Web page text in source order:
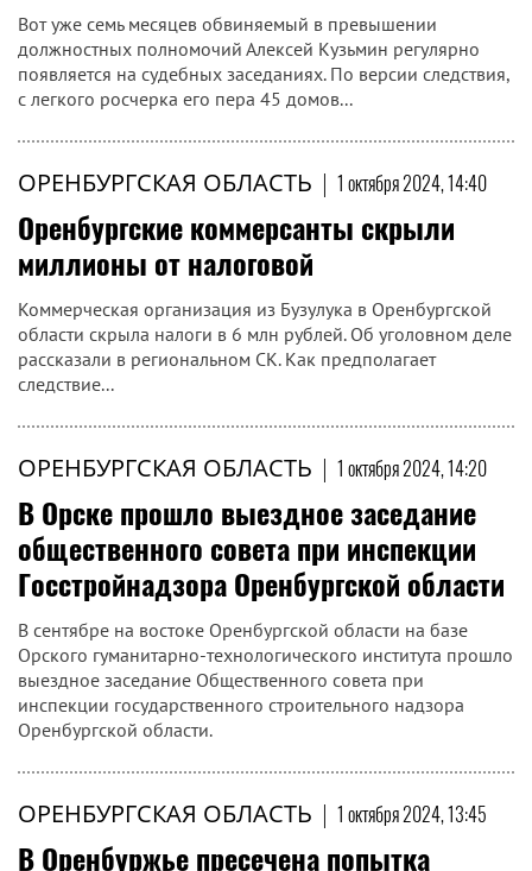
Вот уже семь месяцев обвиняемый в превышении
должностных полномочий Алексей Кузьмин регулярно
появляется на судебных заседаниях. По версии следствия,
с легкого росчерка его пера 45 домов...
ОРЕНБУРГСКАЯ ОБЛАСТЬ | 1 октября 2024, 14:40
Оренбургские коммерсанты скрыли
миллионы от налоговой
Коммерческая организация из Бузулука в Оренбургской
области скрыла налоги в 6 млн рублей. Об уголовном деле
рассказали в региональном СК. Как предполагает
следствие...
ОРЕНБУРГСКАЯ ОБЛАСТЬ | 1 октября 2024, 14:20
В Орске прошло выездное заседание
общественного совета при инспекции
Госстройнадзора Оренбургской области
В сентябре на востоке Оренбургской области на базе
Орского гуманитарно-технологического института прошло
выездное заседание Общественного совета при
инспекции государственного строительного надзора
Оренбургской области.
ОРЕНБУРГСКАЯ ОБЛАСТЬ | 1 октября 2024, 13:45
В Оренбуржье пресечена попытка